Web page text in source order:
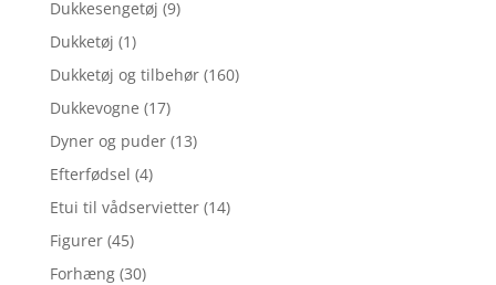
Dukkesengetøj (9)
Dukketøj (1)
Dukketøj og tilbehør (160)
Dukkevogne (17)
Dyner og puder (13)
Efterfødsel (4)
Etui til vådservietter (14)
Figurer (45)
Forhæng (30)